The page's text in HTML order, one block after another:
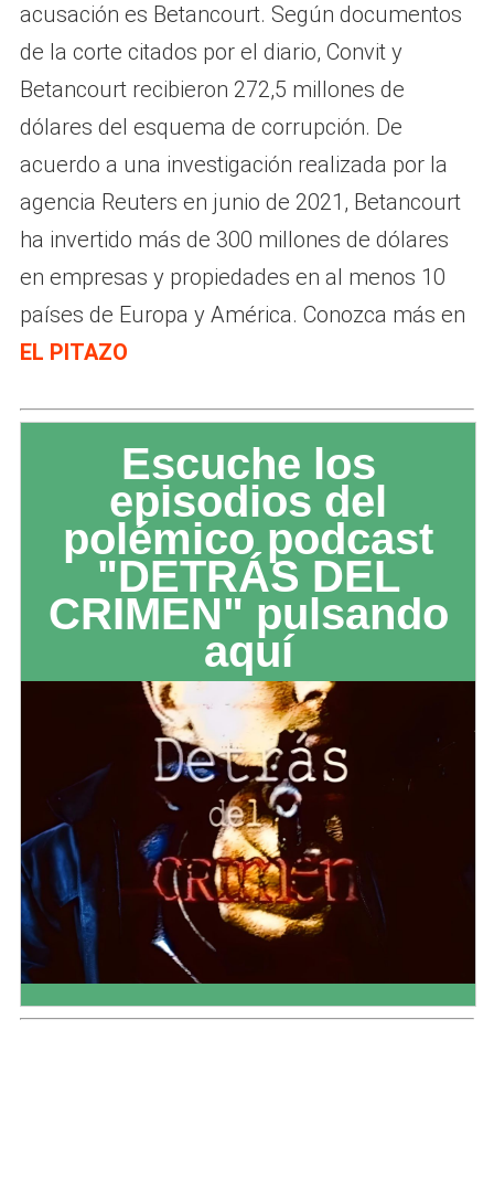
acusación es Betancourt. Según documentos
de la corte citados por el diario, Convit y
Betancourt recibieron 272,5 millones de
dólares del esquema de corrupción. De
acuerdo a una investigación realizada por la
agencia Reuters en junio de 2021, Betancourt
ha invertido más de 300 millones de dólares
en empresas y propiedades en al menos 10
países de Europa y América. Conozca más en
EL PITAZO
Escuche los
episodios del
polémico podcast
"DETRÁS DEL
CRIMEN" pulsando
aquí